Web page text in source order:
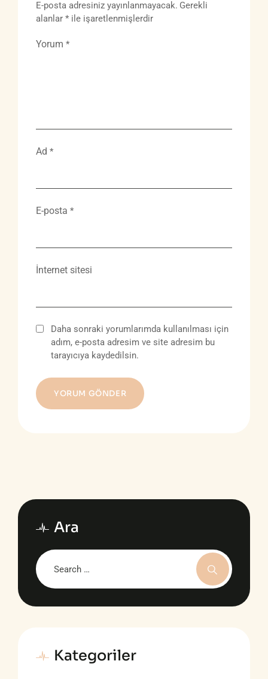
E-posta adresiniz yayınlanmayacak. Gerekli
alanlar * ile işaretlenmişlerdir
Yorum *
Ad *
E-posta *
İnternet sitesi
Daha sonraki yorumlarımda kullanılması için
adım, e-posta adresim ve site adresim bu
tarayıcıya kaydedilsin.
Ara
Kategoriler